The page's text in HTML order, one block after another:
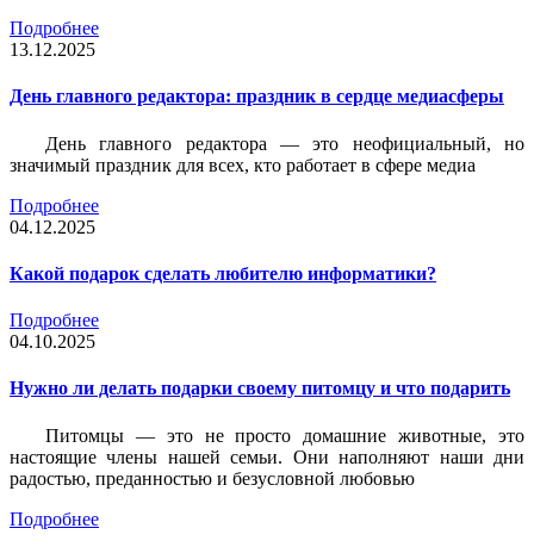
Подробнее
13.12.2025
День главного редактора: праздник в сердце медиасферы
День главного редактора — это неофициальный, но
значимый праздник для всех, кто работает в сфере медиа
Подробнее
04.12.2025
Какой подарок сделать любителю информатики?
Подробнее
04.10.2025
Нужно ли делать подарки своему питомцу и что подарить
Питомцы — это не просто домашние животные, это
настоящие члены нашей семьи. Они наполняют наши дни
радостью, преданностью и безусловной любовью
Подробнее